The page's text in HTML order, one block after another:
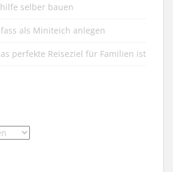
selber bauen
als Miniteich anlegen
perfekte Reiseziel für Familien ist